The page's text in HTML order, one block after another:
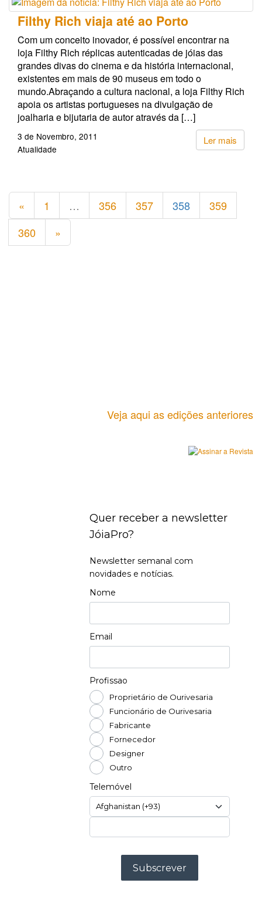
Filthy Rich viaja até ao Porto
Com um conceito inovador, é possível encontrar na
loja Filthy Rich réplicas autenticadas de jóias das
grandes divas do cinema e da história internacional,
existentes em mais de 90 museus em todo o
mundo.Abraçando a cultura nacional, a loja Filthy Rich
apoia os artistas portugueses na divulgação de
joalharia e bijutaria de autor através da […]
Ler mais
3 de Novembro, 2011
Atualidade
« 1 … 356 357 358
359
360
»
Veja aqui as edições anteriores